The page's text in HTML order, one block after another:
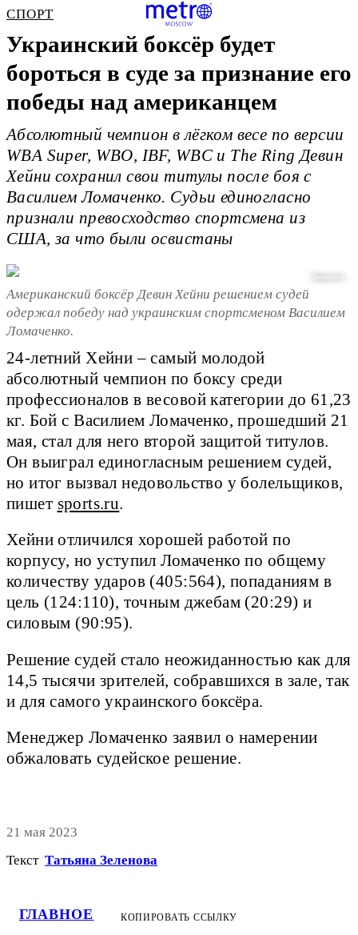
ГЛАВНОЕ
СПОРТ
Украинский боксёр будет
бороться в суде за признание его
победы над американцем
Абсолютный чемпион в лёгком весе по версии
WBA Super, WBO, IBF, WBC и The Ring Девин
Хейни сохранил свои титулы после боя с
Василием Ломаченко. Судьи единогласно
признали превосходство спортсмена из
США, за что были освистаны
Американский боксёр Девин Хейни решением судей
одержал победу над украинским спортсменом Василием
Ломаченко.
24-летний Хейни – самый молодой
абсолютный чемпион по боксу среди
профессионалов в весовой категории до 61,23
кг. Бой с Василием Ломаченко, прошедший 21
мая, стал для него второй защитой титулов.
Он выиграл единогласным решением судей,
но итог вызвал недовольство у болельщиков,
пишет sports.ru.
Хейни отличился хорошей работой по
корпусу, но уступил Ломаченко по общему
количеству ударов (405:564), попаданиям в
цель (124:110), точным джебам (20:29) и
силовым (90:95).
Решение судей стало неожиданностью как для
14,5 тысячи зрителей, собравшихся в зале, так
и для самого украинского боксёра.
Менеджер Ломаченко заявил о намерении
обжаловать судейское решение.
21 мая 2023
Текст Татьяна Зеленова
КОПИРОВАТЬ ССЫЛКУ